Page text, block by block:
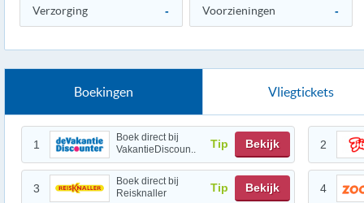
Verzorging - Voorzieningen -
Boekingen Vliegtickets
1
Boek direct bij
VakantieDiscoun..
Tip Bekijk 2
3
Boek direct bij
Reisknaller
Tip Bekijk 4